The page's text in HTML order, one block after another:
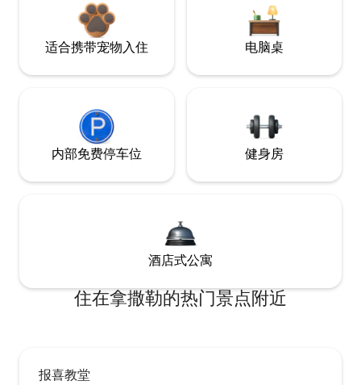
适合携带宠物入住 电脑桌
内部免费停车位 健身房
酒店式公寓
住在拿撒勒的热门景点附近
报喜教堂